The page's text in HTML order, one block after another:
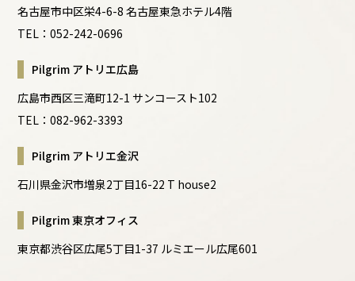
名古屋市中区栄4-6-8 名古屋東急ホテル4階
TEL：052-242-0696
Pilgrim アトリエ広島
広島市西区三滝町12-1 サンコースト102
TEL：082-962-3393
Pilgrim アトリエ金沢
石川県金沢市増泉2丁目16-22 T house2
Pilgrim 東京オフィス
東京都渋谷区広尾5丁目1-37 ルミエール広尾601